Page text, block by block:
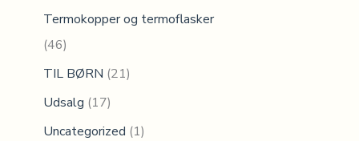
Termokopper og termoflasker
(46)
TIL BØRN (21)
Udsalg (17)
Uncategorized (1)